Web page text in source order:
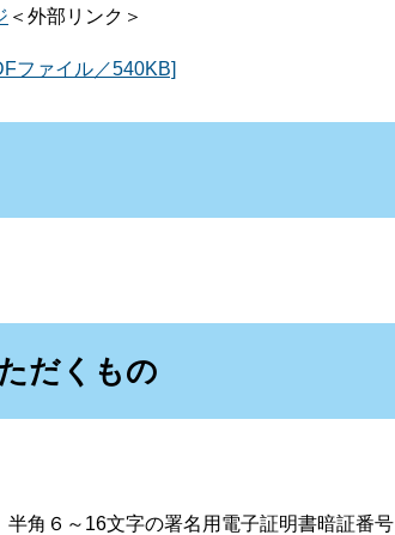
＜外部リンク＞
ファイル／540KB]
だくもの
半角６～16文字の署名用電子証明書暗証番号